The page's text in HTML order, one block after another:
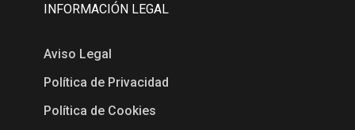
INFORMACIÓN LEGAL
Aviso Legal
Política de Privacidad
Política de Cookies